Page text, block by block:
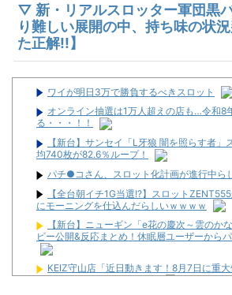
▽ 新・リアルスロッター軍団黒
り難しい展開の中、持ち味の状
た正解!!】
ワイが明日3万で勝負するべきスロット
オンライン抽選は1万人超えの店も…令和8
る・・・！！
【新台】サンセイ「L牙狼 闇を照らす者」
均740枚が82.6％ループ！
パチ●コさん、スロット化計画が進行中ら
【全台朝イチ1G当選!?】スロット
にモーニングを仕込んだらしいｗｗｗｗ
【新台】ニューギン「e花の慶次～雲のか
ビー公開&反応まとめ！休眠層ユーザーから
KEIZ守山店「近日動きます！8月7日に重
は店休日とさせて頂きます」